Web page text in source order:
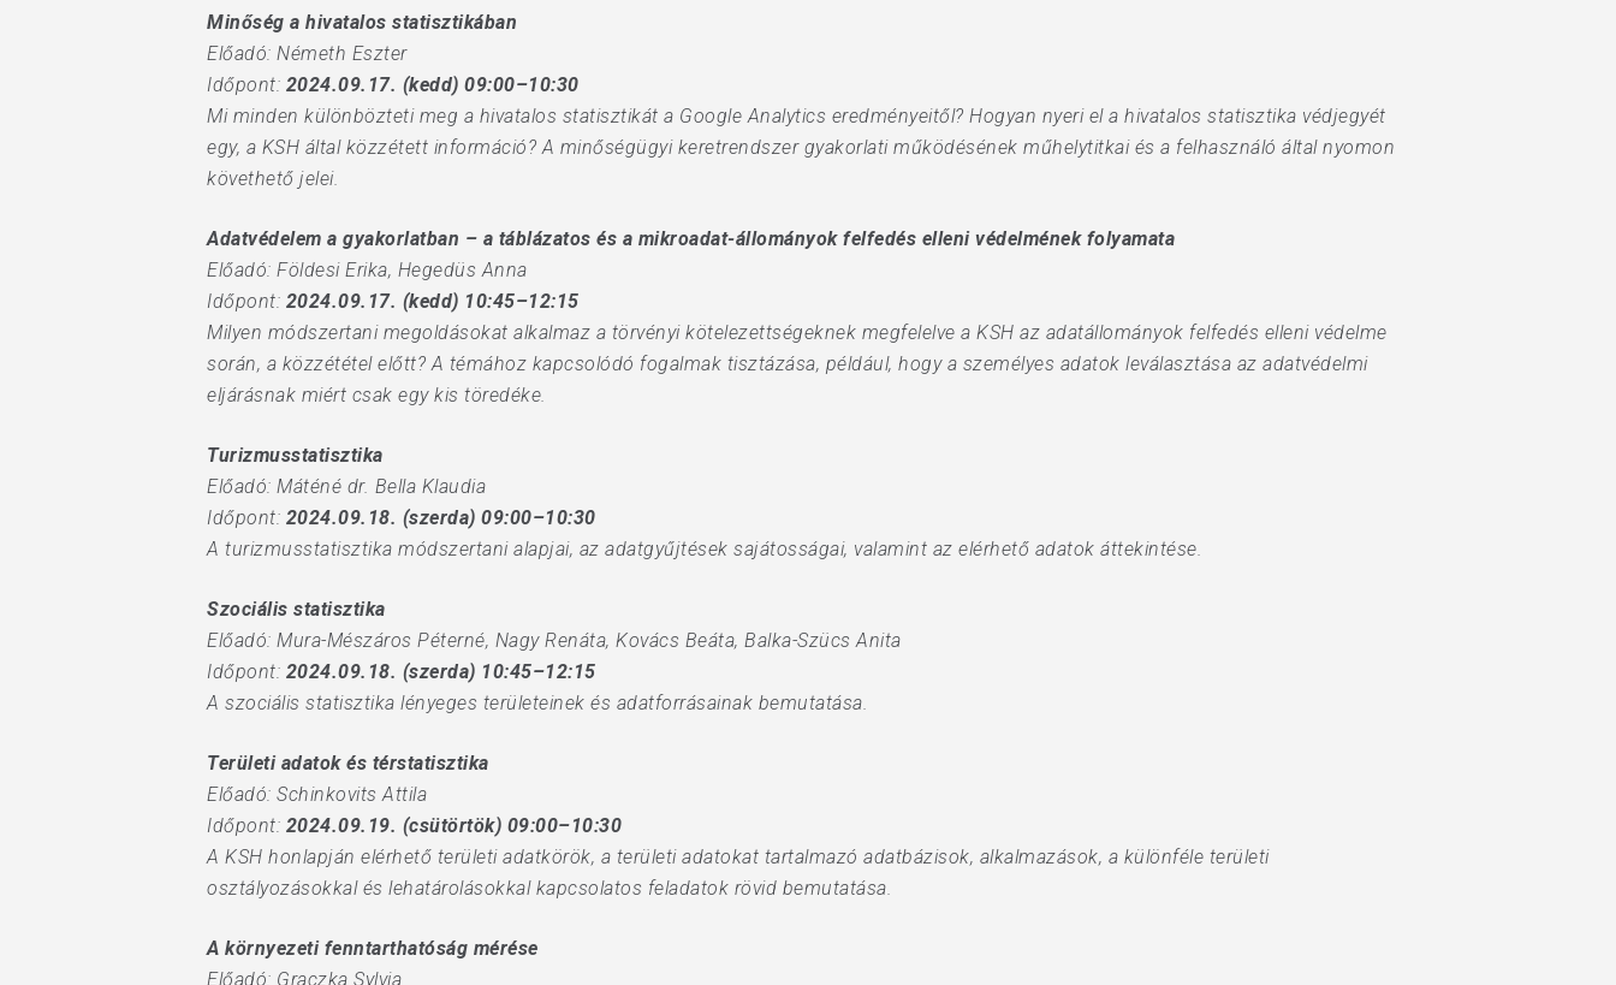
Minőség a hivatalos statisztikában
Előadó: Németh Eszter
Időpont: 2024.09.17. (kedd) 09:00–10:30
Mi minden különbözteti meg a hivatalos statisztikát a Google Analytics eredményeitől? Hogyan nyeri el a hivatalos statisztika védjegyét
egy, a KSH által közzétett információ? A minőségügyi keretrendszer gyakorlati működésének műhelytitkai és a felhasználó által nyomon
követhető jelei.
Adatvédelem a gyakorlatban – a táblázatos és a mikroadat-állományok felfedés elleni védelmének folyamata
Előadó: Földesi Erika, Hegedüs Anna
Időpont: 2024.09.17. (kedd) 10:45–12:15
Milyen módszertani megoldásokat alkalmaz a törvényi kötelezettségeknek megfelelve a KSH az adatállományok felfedés elleni védelme
során, a közzététel előtt? A témához kapcsolódó fogalmak tisztázása, például, hogy a személyes adatok leválasztása az adatvédelmi
eljárásnak miért csak egy kis töredéke.
Turizmusstatisztika
Előadó: Máténé dr. Bella Klaudia
Időpont: 2024.09.18. (szerda) 09:00–10:30
A turizmusstatisztika módszertani alapjai, az adatgyűjtések sajátosságai, valamint az elérhető adatok áttekintése.
Szociális statisztika
Előadó: Mura-Mészáros Péterné, Nagy Renáta, Kovács Beáta, Balka-Szücs Anita
Időpont: 2024.09.18. (szerda) 10:45–12:15
A szociális statisztika lényeges területeinek és adatforrásainak bemutatása.
Területi adatok és térstatisztika
Előadó: Schinkovits Attila
Időpont: 2024.09.19. (csütörtök) 09:00–10:30
A KSH honlapján elérhető területi adatkörök, a területi adatokat tartalmazó adatbázisok, alkalmazások, a különféle területi
osztályozásokkal és lehatárolásokkal kapcsolatos feladatok rövid bemutatása.
A környezeti fenntarthatóság mérése
Előadó: Graczka Sylvia